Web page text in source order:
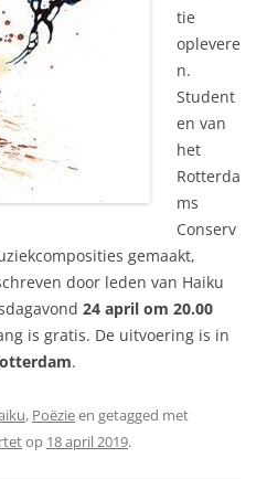
tie
oplevere
n.
Student
en van
het
Rotterda
ms
Conserv
gemaakt,
door leden van Haiku
24 april om 20.00
is gratis. De uitvoering is in
.
, Poëzieen getagged met
op 18 april 2019.